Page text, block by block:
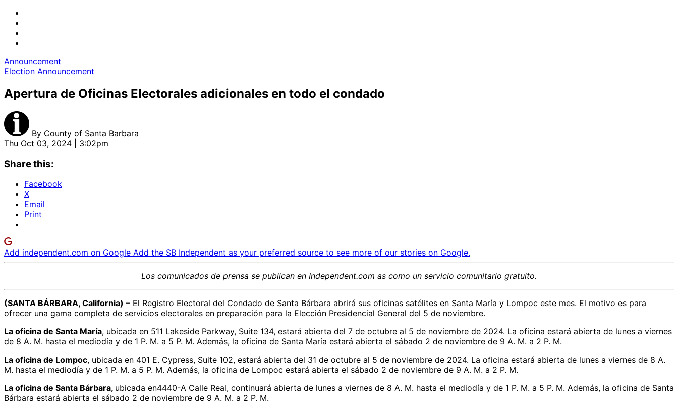
Announcement
Election Announcement
Apertura de Oficinas Electorales adicionales en todo el condado
By County of Santa Barbara
Thu Oct 03, 2024 | 3:02pm
Share this:
Facebook
X
Email
Print
Add independent.com on Google Add the SB Independent as your preferred source to see more of our stories on Google.
Los comunicados de prensa se publican en Independent.com as como un servicio comunitario gratuito.
(SANTA BÁRBARA, California) – El Registro Electoral del Condado de Santa Bárbara abrirá sus oficinas satélites en Santa María y Lompoc este mes. El motivo es para
ofrecer una gama completa de servicios electorales en preparación para la Elección Presidencial General del 5 de noviembre.
La oficina de Santa María, ubicada en 511 Lakeside Parkway, Suite 134, estará abierta del 7 de octubre al 5 de noviembre de 2024. La oficina estará abierta de lunes a viernes
de 8 A. M. hasta el mediodía y de 1 P. M. a 5 P. M. Además, la oficina de Santa María estará abierta el sábado 2 de noviembre de 9 A. M. a 2 P. M.
La oficina de Lompoc, ubicada en 401 E. Cypress, Suite 102, estará abierta del 31 de octubre al 5 de noviembre de 2024. La oficina estará abierta de lunes a viernes de 8 A.
M. hasta el mediodía y de 1 P. M. a 5 P. M. Además, la oficina de Lompoc estará abierta el sábado 2 de noviembre de 9 A. M. a 2 P. M.
La oficina de Santa Bárbara, ubicada en4440-A Calle Real, continuará abierta de lunes a viernes de 8 A. M. hasta el mediodía y de 1 P. M. a 5 P. M. Además, la oficina de Santa
Bárbara estará abierta el sábado 2 de noviembre de 9 A. M. a 2 P. M.